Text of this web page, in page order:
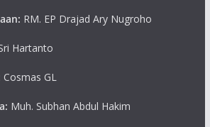
RM. EP Drajad Ary Nugroho
Hartanto
Cosmas GL
Muh. Subhan Abdul Hakim